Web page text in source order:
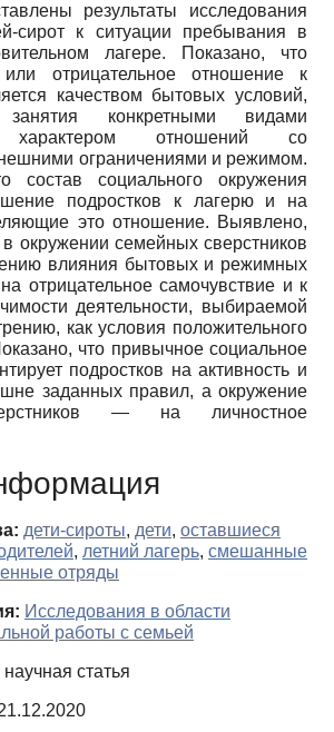
результаты исследования
сирот к ситуации пребывания в
лагере. Показано, что
или отрицательное отношение к
качеством бытовых условий,
занятия конкретными видами
характером отношений со
ограничениями и режимом.
состав социального окружения
подростков к лагерю и на
это отношение. Выявлено,
окружении семейных сверстников
влияния бытовых и режимных
отрицательное самочувствие и к
деятельности, выбираемой
как условия положительного
что привычное социальное
подростков на активность и
заданных правил, а окружение
— на личностное
дети-сироты, дети, оставшиеся
, летний лагерь, смешанные
отряды
Исследования в области
работы с семьей
научная статья